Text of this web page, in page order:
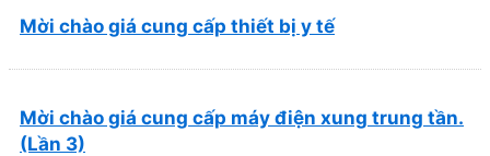
Mời chào giá cung cấp thiết bị y tế
Mời chào giá cung cấp máy điện xung trung tần.
(Lần 3)